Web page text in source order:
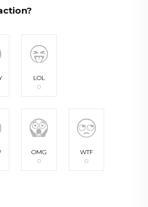
LOL
0
OMG
0
WTF
0